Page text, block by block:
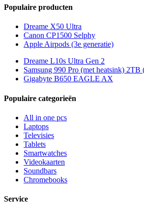
Populaire producten
Dreame X50 Ultra
Canon CP1500 Selphy
Apple Airpods (3e generatie)
Dreame L10s Ultra Gen 2
Samsung 990 Pro (met heatsink) 2TB
Gigabyte B650 EAGLE AX
Populaire categorieën
All in one pcs
Laptops
Televisies
Tablets
Smartwatches
Videokaarten
Soundbars
Chromebooks
Service